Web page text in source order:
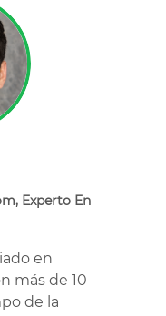
Experto En
en
más de 10
de la